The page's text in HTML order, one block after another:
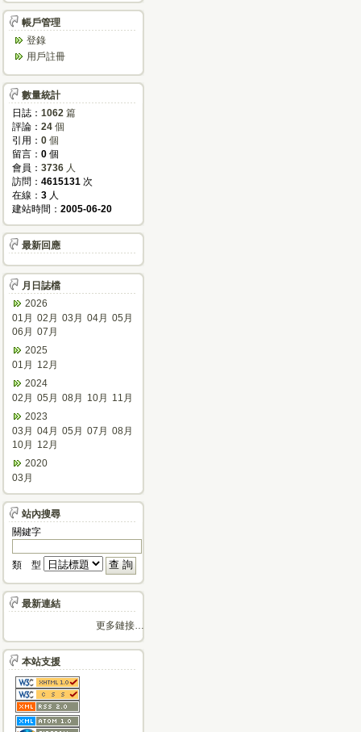
帳戶管理
登錄
用戶註冊
數量統計
日誌： 1062 篇
評論： 24 個
引用： 0 個
留言： 0 個
會員： 3736 人
訪問： 4615131 次
在線： 3 人
建站時間： 2005-06-20
最新回應
月日誌檔
2026
01月 02月 03月 04月 05月
06月 07月
2025
01月
12月
2024
02月 05月 08月 10月
11月
2023
03月 04月 05月 07月 08月
10月
12月
2020
03月
站內搜尋
關鍵字
類 型
最新連結
更多鏈接…
本站支援